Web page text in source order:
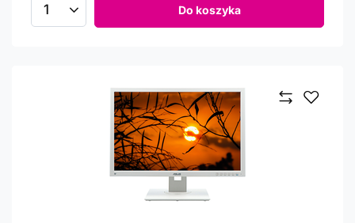
Ilość produktów Do koszyka